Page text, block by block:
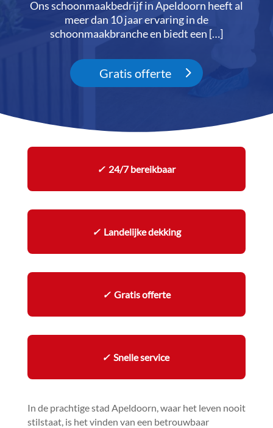
Ons schoonmaakbedrijf in Apeldoorn heeft al
meer dan 10 jaar ervaring in de
schoonmaakbranche en biedt een […]
Gratis offerte
✓24/7 bereikbaar
✓ Landelijke dekking
✓Gratis offerte
✓Snelle service
In de prachtige stad Apeldoorn, waar het leven nooit
stilstaat, is het vinden van een betrouwbaar